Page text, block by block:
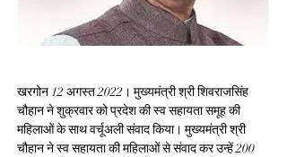
खरगोन 12 अगस्त 2022। मुख्यमंत्री श्री शिवराजसिंह
चौहान ने शुक्रवार को प्रदेश की स्व सहायता समूह की
महिलाओं के साथ वर्चूअली संवाद किया। मुख्यमंत्री श्री
चौहान ने स्व सहायता की महिलाओं से संवाद कर उन्हें 200